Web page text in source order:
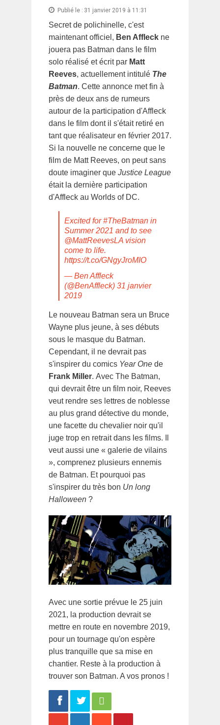
Publié le : 31 janvier 2019 à 11:31
Secret de polichinelle, c'est
maintenant officiel, Ben Affleck ne
jouera pas Batman dans le film
solo réalisé et écrit par Matt
Reeves, actuellement intitulé The
Batman. Cette annonce met fin à
près de deux ans de rumeurs
autour de la participation d'Affleck
dans le film dont il s'était retiré en
tant que réalisateur en février 2017.
Si la nouvelle ne concerne que le
film de Matt Reeves, on peut sans
doute imaginer que Justice League
était la dernière participation
d'Affleck au Worlds of DC.
Excited for#TheBatman in
Summer 2021 and to see
@MattReevesLA vision
come to life.
https://t.co/GNgyJroMIO
— Ben Affleck
(@BenAffleck) 31 janvier
2019
Le nouveau Batman sera un Bruce
Wayne plus jeune, à ses débuts
sous le masque du Batman.
Cependant, il ne devrait pas
s'inspirer du comics Year One de
Frank Miller. Avec The Batman,
qui devrait être un film noir, Reeves
veut rendre ses lettres de noblesse
au plus grand détective du monde,
une facette du chevalier noir qu'il
juge trop en retrait dans les films. Il
veut aussi une « galerie de vilains
», comprenez plusieurs ennemis
de Batman. Et pourquoi pas
s'inspirer du très bon Un long
Halloween ?
Avec une sortie prévue le 25 juin
2021, la production devrait se
mettre en route en novembre 2019,
pour un tournage qu'on espère
plus tranquille que sa mise en
chantier. Reste à la production à
trouver son Batman. A vos pronos !